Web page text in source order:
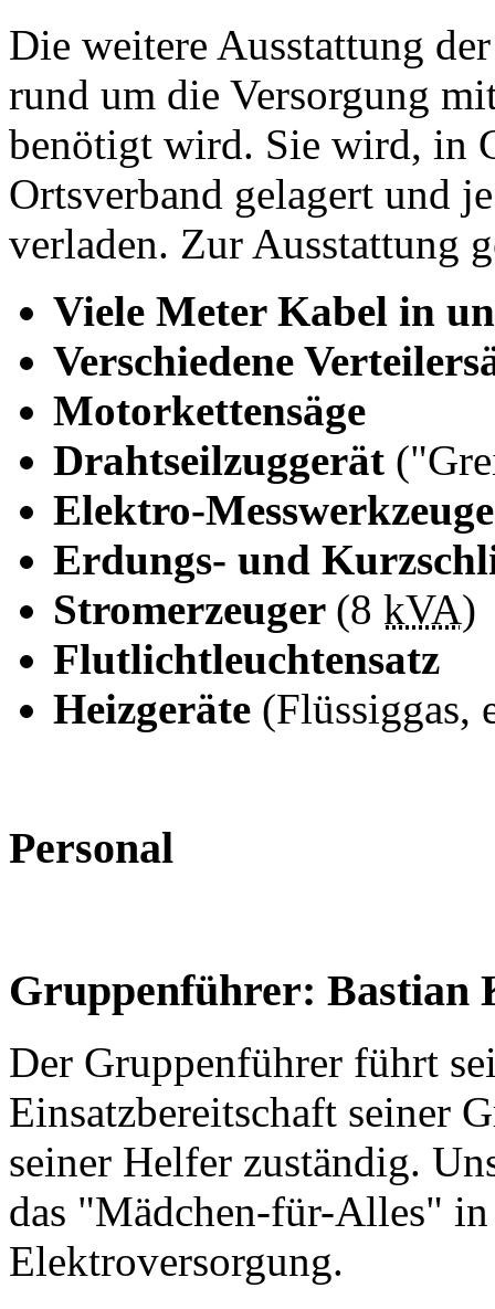
Die weitere Ausstattung
rund um die Versorgung
benötigt wird. Sie wird, in
Ortsverband gelagert und
verladen. Zur Ausstattung
Viele Meter Kabel in
Verschiedene
Motorkettensäge
Drahtseilzuggerät
Elektro-Messwerkzeuge
Erdungs- und
Stromerzeuger (8 kVA)
Flutlichtleuchtensatz
Heizgeräte (Flüssiggas,
Personal
Gruppenführer: Bastian
Der Gruppenführer führt
Einsatzbereitschaft seiner
seiner Helfer zuständig.
das "Mädchen-für-Alles" in
Elektroversorgung.